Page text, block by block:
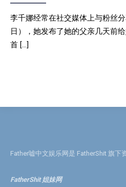
李千娜经常在社交媒体上与粉丝
日），她发布了她的父亲几天前
首 […]
Father嘘中文娱乐网是 FatherShit 旗下
FatherShit 姐妹网